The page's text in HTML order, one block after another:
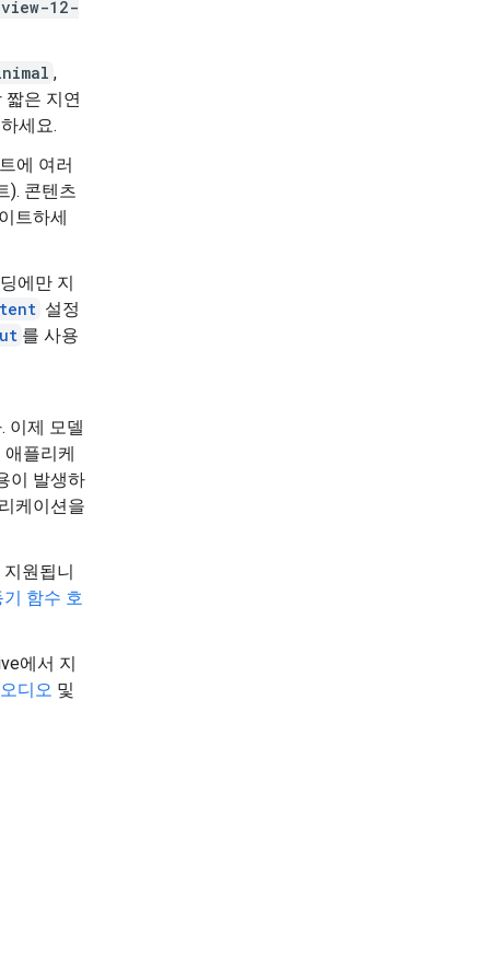
12-
,
짧은 지연
세요.
에 여러
). 콘텐츠
트하세
에만 지
설정
를 사용
이제 모델
플리케
이 발생하
케이션을
원됩니
함수 호
에서 지
디오 및